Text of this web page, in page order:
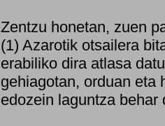
Zentzu honetan, zuen
(1) Azarotik otsailera
erabiliko dira atlasa
gehiagotan, orduan eta
edozein laguntza behar